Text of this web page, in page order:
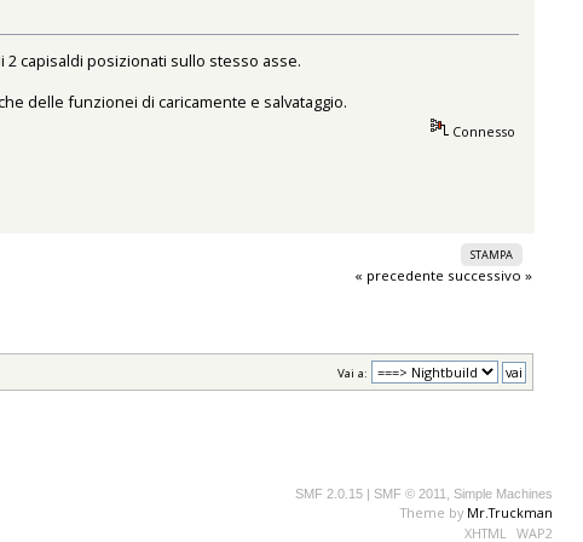
capisaldi posizionati sullo stesso asse.
delle funzionei di caricamente e salvataggio.
Connesso
STAMPA
« precedente successivo »
Vai a:
SMF 2.0.15 SMF © 2011 Simple Machines
Theme by Mr.Truckman
XHTML WAP2